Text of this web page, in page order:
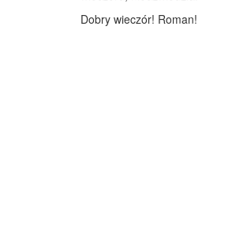
Dobry wieczór! Roman!